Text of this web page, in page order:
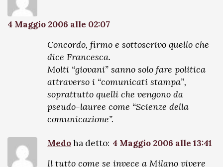
4 Maggio 2006 alle 02:07
Concordo, firmo e sottoscrivo quello che
dice Francesca.
Molti “giovani” sanno solo fare politica
attraverso i “comunicati stampa”,
soprattutto quelli che vengono da
pseudo-lauree come “Scienze della
comunicazione”.
Medoha detto: 4 Maggio 2006 alle 13:41
Il tutto come se invece a Milano vivere